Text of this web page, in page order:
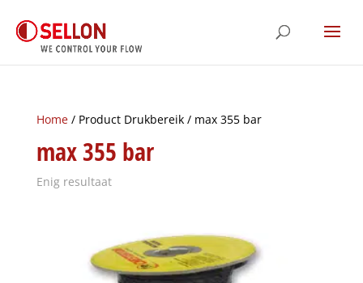
Home/ Product Drukbereik / max 355 bar
max 355 bar
Enig resultaat